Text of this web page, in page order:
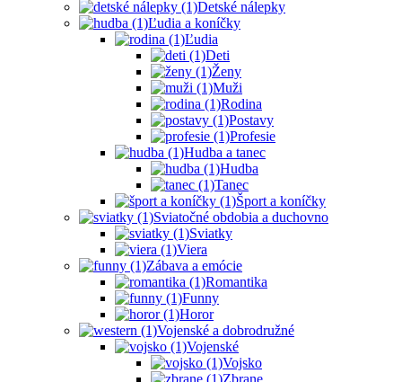
Detské nálepky
Ľudia a koníčky
Ľudia
Deti
Ženy
Muži
Rodina
Postavy
Profesie
Hudba a tanec
Hudba
Tanec
Šport a koníčky
Sviatočné obdobia a duchovno
Sviatky
Viera
Zábava a emócie
Romantika
Funny
Horor
Vojenské a dobrodružné
Vojenské
Vojsko
Zbrane